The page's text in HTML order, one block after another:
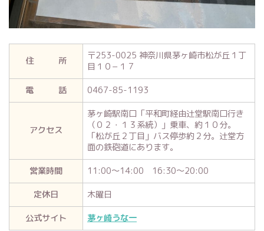
住 所 〒253-0025 神奈川県茅ヶ崎市松が丘１丁
目１０ − １７
電 話
0467-85-1193
アクセス
茅ヶ崎駅南口「平和町経由辻堂駅南口行き
（０２・１３系統）」乗車、約１０分。
「松が丘２丁目」バス停歩約２分。辻堂方
面の鉄砲道にあります。
営業時間
11:00～14:00 16:30～20:00
定休日
木曜日
公式サイト
茅ヶ崎うな一